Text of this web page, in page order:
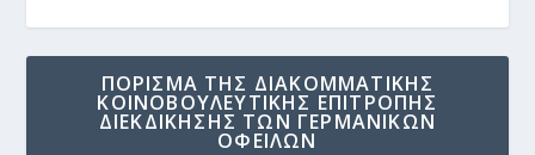
ΠΟΡΙΣΜΑ ΤΗΣ ΔΙΑΚΟΜΜΑΤΙΚΗΣ
ΚΟΙΝΟΒΟΥΛΕΥΤΙΚΗΣ ΕΠΙΤΡΟΠΗΣ
ΔΙΕΚΔΙΚΗΣΗΣ ΤΩΝ ΓΕΡΜΑΝΙΚΩΝ
ΟΦΕΙΛΩΝ